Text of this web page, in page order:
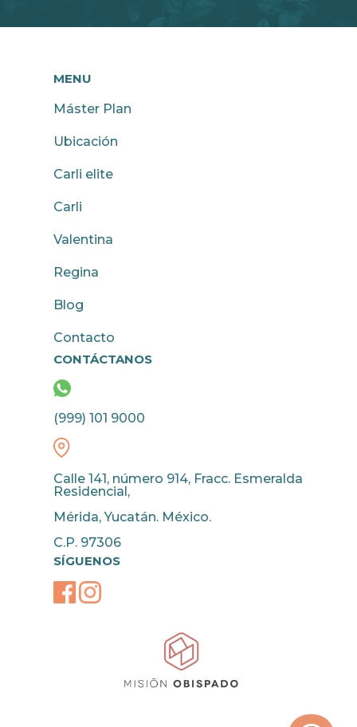
MENU
Máster Plan
Ubicación
Carli elite
Carli
Valentina
Regina
Blog
Contacto
CONTÁCTANOS
(999) 101 9000
Calle 141, número 914, Fracc. Esmeralda
Residencial,
Mérida, Yucatán. México.
C.P. 97306
SÍGUENOS